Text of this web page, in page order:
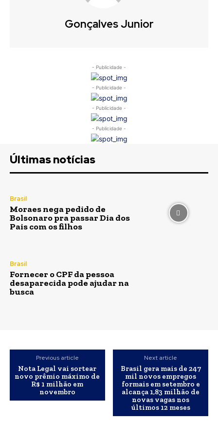
Gonçalves Junior
- Publicidade -
- Publicidade -
- Publicidade -
- Publicidade -
Últimas notícias
Brasil
Moraes nega pedido de
Bolsonaro pra passar Dia dos
Pais com os filhos
Brasil
Fornecer o CPF da pessoa
desaparecida pode ajudar na
busca
Previous article
Nota Legal vai sortear
novo prêmio máximo de
R$ 1 milhão em
novembro
Next article
Brasil gera mais de 247
mil novos empregos
formais em setembro e
alcança 1,83 milhão de
novas vagas nos
últimos 12 meses